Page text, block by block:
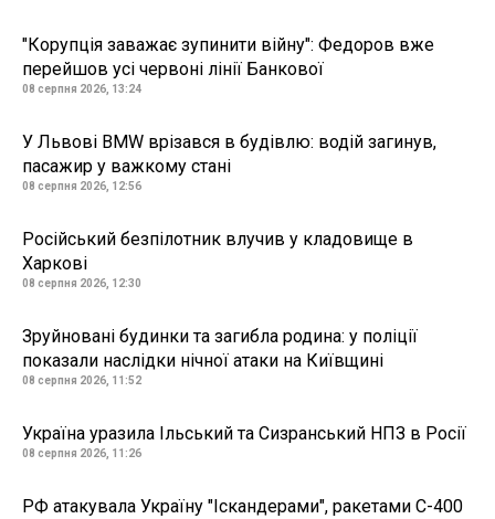
"Корупція заважає зупинити війну": Федоров вже
перейшов усі червоні лінії Банкової
08 серпня 2026, 13:24
У Львові BMW врізався в будівлю: водій загинув,
пасажир у важкому стані
08 серпня 2026, 12:56
Російський безпілотник влучив у кладовище в
Харкові
08 серпня 2026, 12:30
Зруйновані будинки та загибла родина: у поліції
показали наслідки нічної атаки на Київщині
08 серпня 2026, 11:52
Україна уразила Ільський та Сизранський НПЗ в Росії
08 серпня 2026, 11:26
РФ атакувала Україну "Іскандерами", ракетами С-400